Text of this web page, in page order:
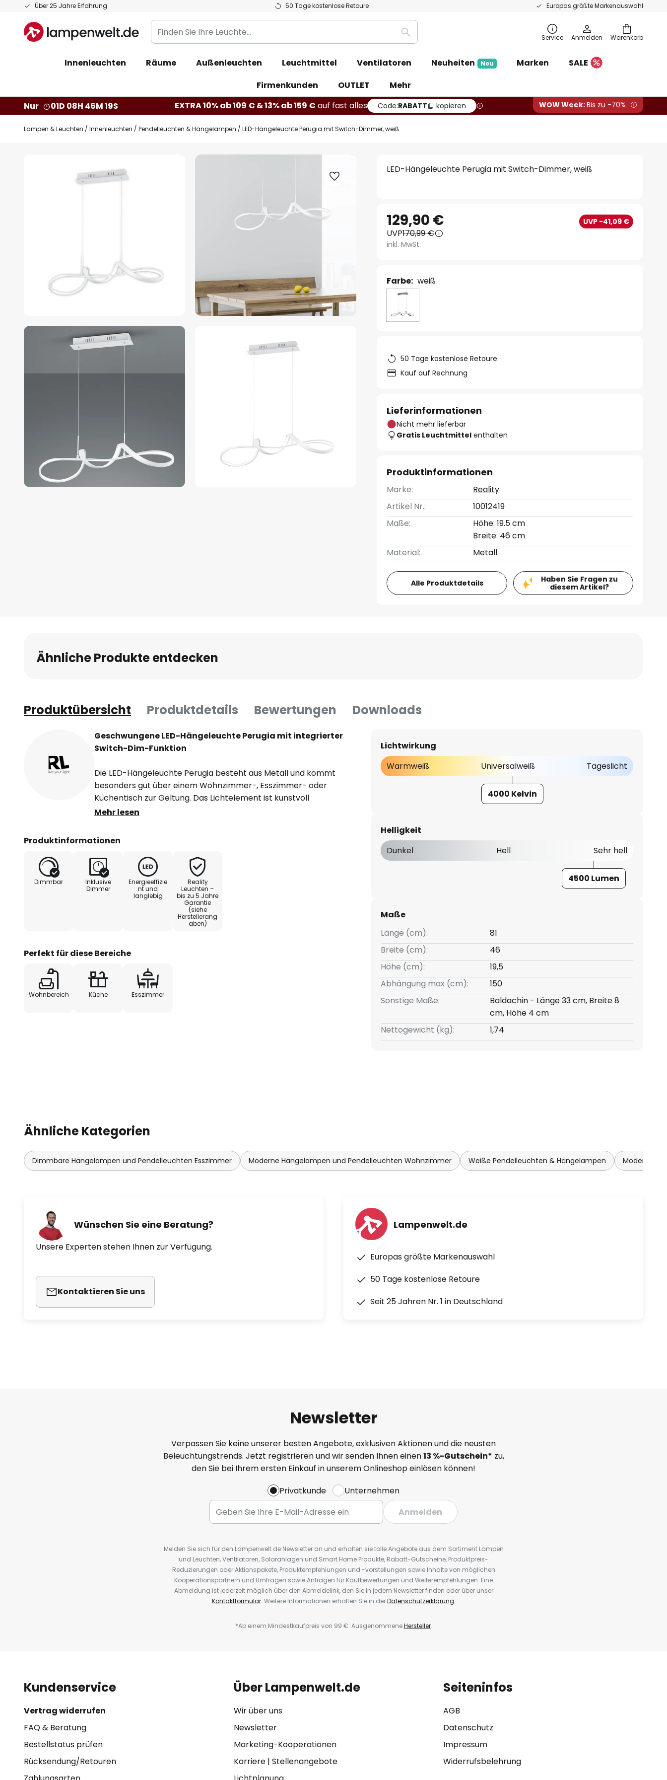
Über 25 Jahre Erfahrung 50 Tage kostenlose Retoure Europas größte Markenauswahl
Zum
springen
Warenkorb
Finden
Sie
Leuchte...
Suche Service Anmelden
Innenleuchten Räume Außenleuchten Leuchtmittel Ventilatoren Neuheiten Neu Marken
SALE
Firmenkunden
OUTLET
Mehr
Nur
01D 08H 46M 18S EXTRA 10% ab 109 € & 13% ab 159 € auf fast alles Code:RABATT kopieren WOW Week:Bis zu -70%
Lampen & Leuchten Innenleuchten Pendelleuchten & Hängelampen LED-Hängeleuchte Perugia mit Switch-Dimmer, weiß
LED-Hängeleuchte Perugia mit Switch-Dimmer, weiß
129,90 € UVP -41,09 €
UVP170,99 €
inkl. MwSt.
Farbe: weiß
50 Tage kostenlose Retoure
Kauf auf Rechnung
Lieferinformationen
Nicht mehr lieferbar
Gratis Leuchtmittel enthalten
Produktinformationen
Marke:
Reality
Artikel Nr.:
10012419
Maße:
Höhe: 19.5 cm
Breite: 46 cm
Material:
Metall
Alle Produktdetails
Haben Sie Fragen zu
diesem Artikel?
Ähnliche Produkte entdecken
Produktübersicht Produktdetails Bewertungen Downloads
Geschwungene LED-Hängeleuchte Perugia mit integrierter
Switch-Dim-Funktion
Die LED-Hängeleuchte Perugia besteht aus Metall und kommt
besonders gut über einem Wohnzimmer-, Esszimmer- oder
Küchentisch zur Geltung. Das Lichtelement ist kunstvoll
geschwungen, sodass die Pendellampe auch im
ist. Die Höhe kann nach den persönlichen Bedürfnissen variiert
Switch-Dim-Funktion. Über den herkömmlichen Wandschalter
ist es möglich, die Helligkeit in drei Stufen zu regulieren (100% -
50% - 25%). So lassen sich im Handumdrehen die gewünschten
Lichtverhältnisse einstellen.
Mehr lesen
Produktinformationen
Dimmbar
Inklusive
Dimmer
Energieeffizie
nt und
langlebig
Reality
Leuchten –
bis zu 5 Jahre
Garantie
(siehe
Herstellerang
aben)
Perfekt für diese Bereiche
Wohnbereich Küche Esszimmer
Lichtwirkung
Warmweiß
Universalweiß Tageslicht
4000 Kelvin
Helligkeit
Dunkel
Hell Sehr hell
4500 Lumen
Maße
Länge (cm):
81
Breite (cm):
46
Höhe (cm):
19,5
Abhängung max (cm):
150
Sonstige Maße:
Baldachin - Länge 33 cm, Breite 8
cm, Höhe 4 cm
Nettogewicht (kg):
1,74
Ähnliche Kategorien
Dimmbare Hängelampen und Pendelleuchten Esszimmer Moderne Hängelampen und Pendelleuchten Wohnzimmer Weiße Pendelleuchten & Hängelampen Moderne
Wünschen Sie eine Beratung?
Unsere Experten stehen Ihnen zur Verfügung.
Kontaktieren Sie uns
Lampenwelt.de
Europas größte Markenauswahl
50 Tage kostenlose Retoure
Seit 25 Jahren Nr. 1 in Deutschland
Newsletter
Verpassen Sie keine unserer besten Angebote, exklusiven Aktionen und die neusten
Beleuchtungstrends. Jetzt registrieren und wir senden Ihnen einen13 %-Gutschein* zu,
den Sie bei Ihrem ersten Einkauf in unserem Onlineshop einlösen können!
Privatkunde
Unternehmen
Anmelden
Melden Sie sich für den Lampenwelt.de Newsletter an und erhalten sie tolle Angebote aus dem Sortiment Lampen
und Leuchten, Ventilatoren, Solaranlagen und Smart Home Produkte, Rabatt-Gutscheine, Produktpreis-
Reduzierungen oder Aktionspakete, Produktempfehlungen und -vorstellungen sowie Inhalte von möglichen
Kooperationspartnern und Umfragen sowie Anfragen für Kaufbewertungen und Weiterempfehlungen. Eine
Abmeldung ist jederzeit möglich über den Abmeldelink, den Sie in jedem Newsletter finden oder über unser
Kontaktformular. Weitere Informationen erhalten Sie in derDatenschutzerklärung.
*Ab einem Mindestkaufpreis von 99 €. AusgenommeneHersteller.
Kundenservice
Vertrag widerrufen
FAQ & Beratung
Bestellstatus prüfen
Rücksendung/Retouren
Über Lampenwelt.de
Wir über uns
Newsletter
Marketing-Kooperationen
Karriere| Stellenangebote
Seiteninfos
AGB
Datenschutz
Impressum
Widerrufsbelehrung